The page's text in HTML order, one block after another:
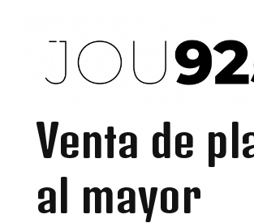
Venta de
al mayor